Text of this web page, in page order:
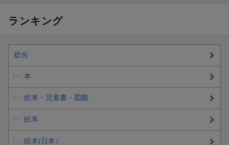
ランキング
総合
本
絵本・児童書・図鑑
絵本
絵本(日本）